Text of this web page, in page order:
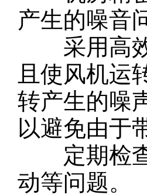
产生的噪音
采用高效
且使风机运
转产生的噪
以避免由于
定期检查
动等问题。